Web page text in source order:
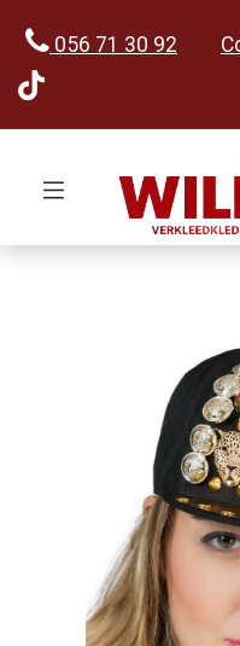
056 71 30 92